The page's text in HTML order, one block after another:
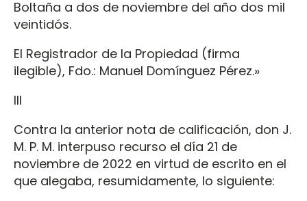
Boltaña a dos de noviembre del año dos mil
veintidós.
El Registrador de la Propiedad (firma
ilegible), Fdo.: Manuel Domínguez Pérez.»
III
Contra la anterior nota de calificación, don J.
M. P. M. interpuso recurso el día 21 de
noviembre de 2022 en virtud de escrito en el
que alegaba, resumidamente, lo siguiente: